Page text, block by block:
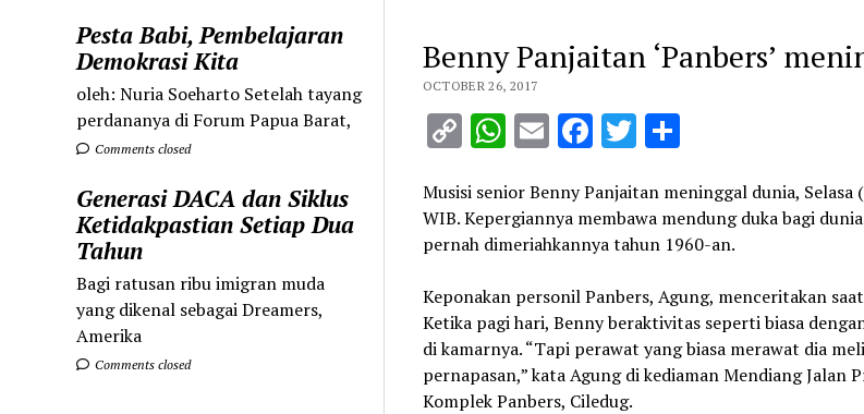
Pesta Babi, Pembelajaran
Demokrasi Kita
oleh: Nuria Soeharto Setelah tayang
perdananya di Forum Papua Barat,
Comments closed
Generasi DACA dan Siklus
Ketidakpastian Setiap Dua
Tahun
Bagi ratusan ribu imigran muda
yang dikenal sebagai Dreamers,
Amerika
Comments closed
Benny Panjaitan ‘Panbers’
OCTOBER 26, 2017
CopyWhatsApp
EmailFacebook
Twitter
Share
Musisi senior Benny Panjaitan meninggal dunia, Selasa
WIB. Kepergiannya membawa mendung duka bagi
pernah dimeriahkannya tahun 1960-an.
Keponakan personil Panbers, Agung, menceritakan
Ketika pagi hari, Benny beraktivitas seperti biasa
di kamarnya. “Tapi perawat yang biasa merawat dia
pernapasan,” kata Agung di kediaman Mendiang Jalan
Komplek Panbers, Ciledug.